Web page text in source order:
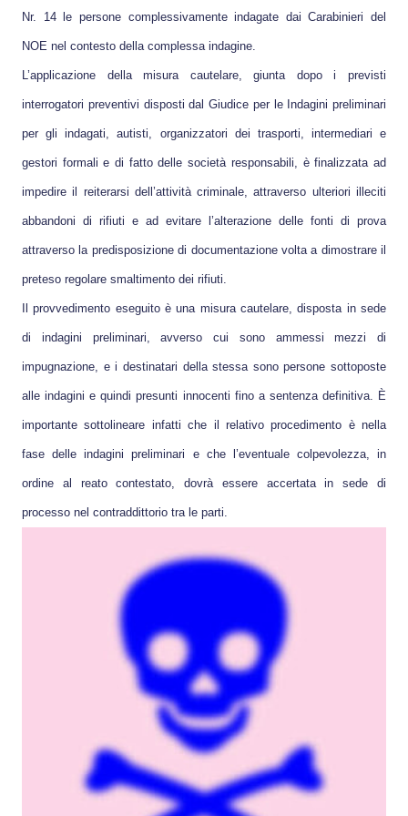
Nr. 14 le persone complessivamente indagate dai Carabinieri del
NOE nel contesto della complessa indagine.
L’applicazione della misura cautelare, giunta dopo i previsti
interrogatori preventivi disposti dal Giudice per le Indagini preliminari
per gli indagati, autisti, organizzatori dei trasporti, intermediari e
gestori formali e di fatto delle società responsabili, è finalizzata ad
impedire il reiterarsi dell’attività criminale, attraverso ulteriori illeciti
abbandoni di rifiuti e ad evitare l’alterazione delle fonti di prova
attraverso la predisposizione di documentazione volta a dimostrare il
preteso regolare smaltimento dei rifiuti.
Il provvedimento eseguito è una misura cautelare, disposta in sede
di indagini preliminari, avverso cui sono ammessi mezzi di
impugnazione, e i destinatari della stessa sono persone sottoposte
alle indagini e quindi presunti innocenti fino a sentenza definitiva. È
importante sottolineare infatti che il relativo procedimento è nella
fase delle indagini preliminari e che l’eventuale colpevolezza, in
ordine al reato contestato, dovrà essere accertata in sede di
processo nel contraddittorio tra le parti.